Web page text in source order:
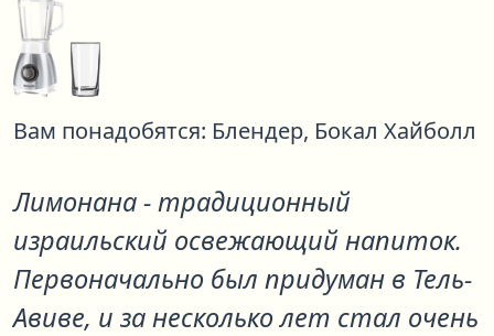
Вам понадобятся: Блендер, Бокал Хайболл
Лимонана - традиционный
израильский освежающий напиток.
Первоначально был придуман в Тель-
Авиве, и за несколько лет стал очень